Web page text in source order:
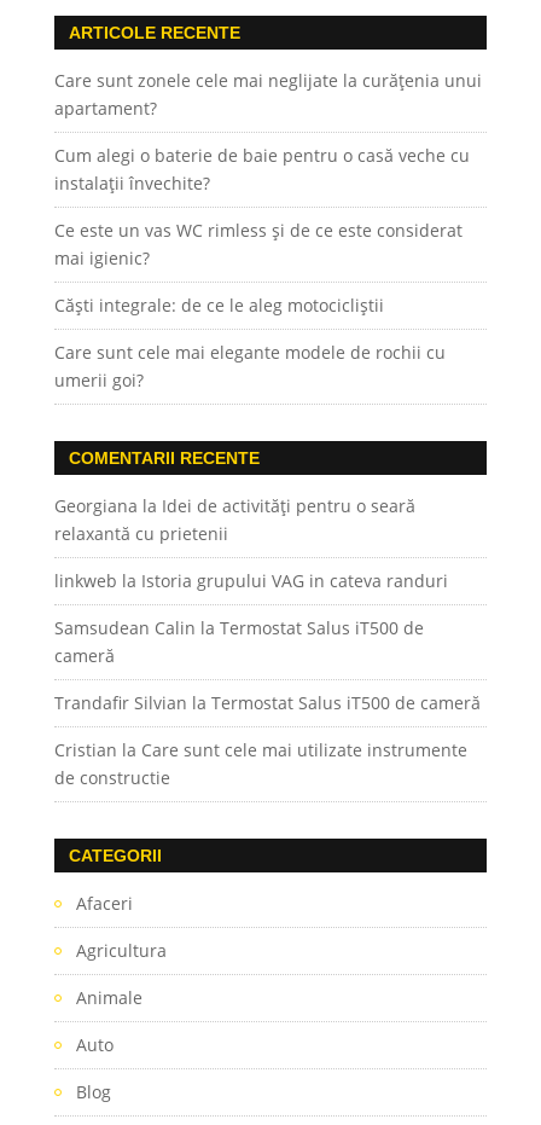
ARTICOLE RECENTE
Care sunt zonele cele mai neglijate la curățenia unui
apartament?
Cum alegi o baterie de baie pentru o casă veche cu
instalații învechite?
Ce este un vas WC rimless și de ce este considerat
mai igienic?
Căști integrale: de ce le aleg motocicliștii
Care sunt cele mai elegante modele de rochii cu
umerii goi?
COMENTARII RECENTE
Georgiana la Idei de activități pentru o seară
relaxantă cu prietenii
linkweb la Istoria grupului VAG in cateva randuri
Samsudean Calin la Termostat Salus iT500 de
cameră
Trandafir Silvian la Termostat Salus iT500 de cameră
Cristian la Care sunt cele mai utilizate instrumente
de constructie
CATEGORII
Afaceri
Agricultura
Animale
Auto
Blog